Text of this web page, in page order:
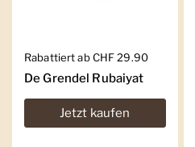
Regulärer Preis
Rabattiert ab CHF 29.90
De Grendel Rubaiyat
Jetzt kaufen